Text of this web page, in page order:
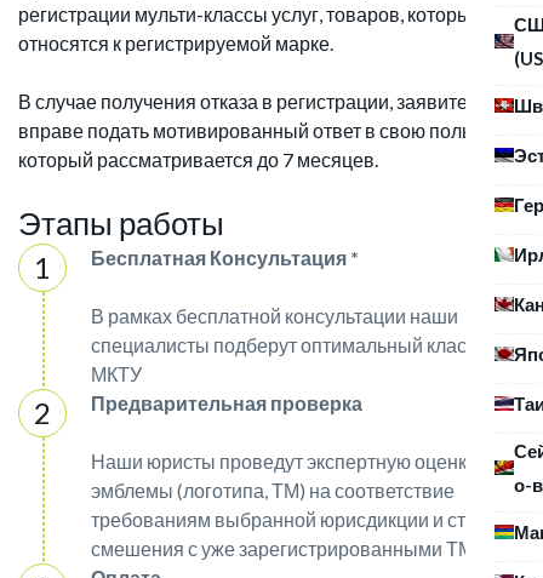
о-
регистрации мульти-классы услуг, товаров, которые
относятся к регистрируемой марке.
В случае получения отказа в регистрации, заявитель
вправе подать мотивированный ответ в свою пользу,
который рассматривается до 7 месяцев.
Этапы работы
Бесплатная Консультация *
В рамках бесплатной консультации наши
специалисты подберут оптимальный класс
МКТУ
Предварительная проверка
Наши юристы проведут экспертную оценку
эмблемы (логотипа, ТМ) на соответствие
требованиям выбранной юрисдикции и степени
смешения с уже зарегистрированными ТМ